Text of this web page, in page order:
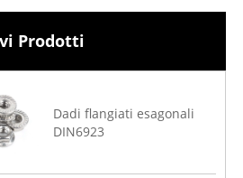
Prodotti
Dadi flangiati esagonali
DIN6923